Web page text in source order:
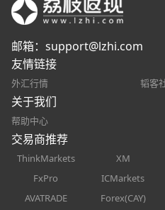
邮箱： support@lzhi.com
友情链接
外汇行情 韬客
关于我们
帮助中心
交易商推荐
ThinkMarkets XM
FxPro
ICMarkets
AVATRADE
Forex(CAY)